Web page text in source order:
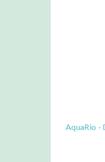
AquaRio -